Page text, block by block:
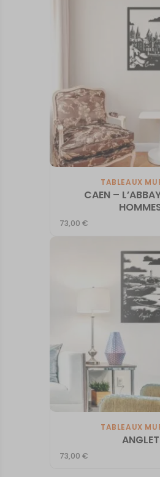
TABLEAUX
CAEN –
73,00€
TABLEAUX
ANGLET
73,00€